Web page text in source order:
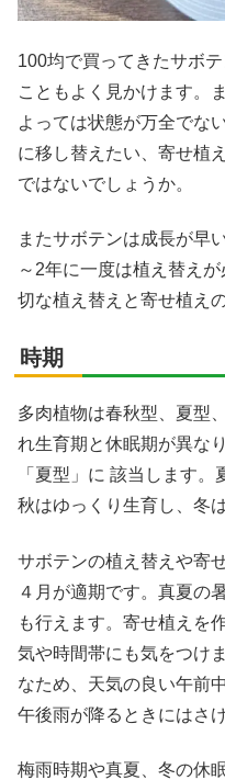
100均で買ってきたサボ
こともよく見かけます。
よっては状態が万全でな
に移し替えたい、寄せ植
ではないでしょうか。
またサボテンは成長が早
～2年に一度は植え替え
切な植え替えと寄せ植え
時期
多肉植物は春秋型、夏型
れ生育期と休眠期が異な
「夏型」に 該当します
秋はゆっくり生育し、冬
サボテンの植え替えや寄
４月が適期です。真夏の
も行えます。寄せ植えを
気や時間帯にも気をつけ
なため、天気の良い午前
午後雨が降るときにはさ
梅雨時期や真夏、冬の休